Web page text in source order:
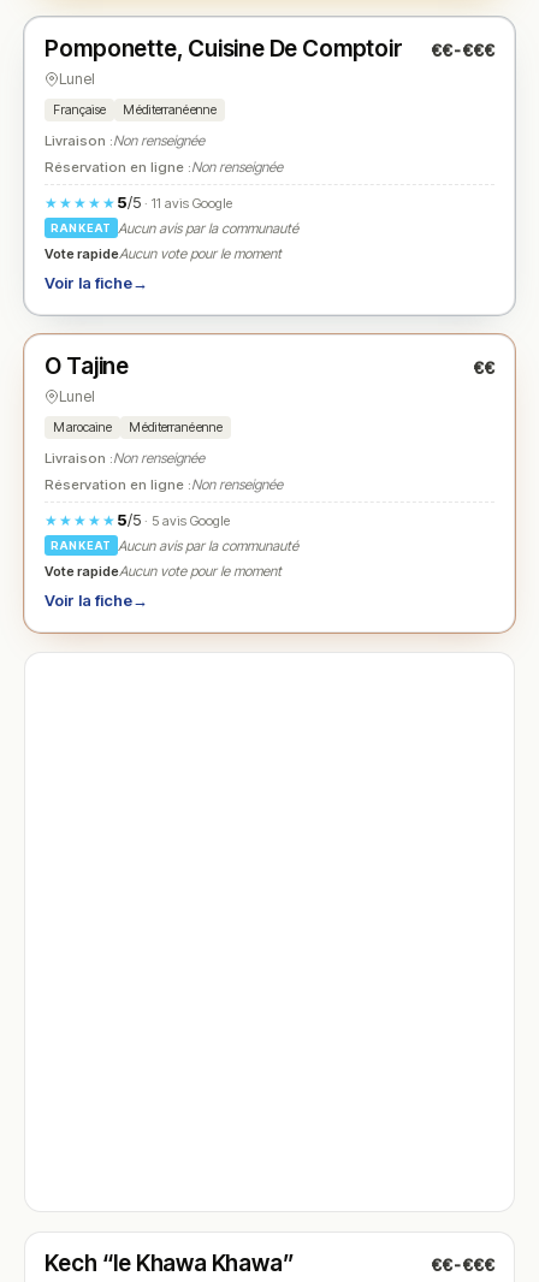
★ N° 2
Pomponette, Cuisine De Comptoir €€-€€€
Lunel
Française Méditerranéenne
Livraison :Non renseignée
Réservation en ligne :Non renseignée
★★★★★ 5/5· 11 avis Google
RANKEAT
Aucun avis par la communauté
Vote rapideAucun vote pour le moment
Voir la fiche→
★ N° 3
O Tajine €€
Lunel
Marocaine Méditerranéenne
Livraison :Non renseignée
Réservation en ligne :Non renseignée
★★★★★ 5/5· 5 avis Google
RANKEAT
Aucun avis par la communauté
Vote rapideAucun vote pour le moment
Voir la fiche→
N° 4
Kech “le Khawa Khawa” €€-€€€